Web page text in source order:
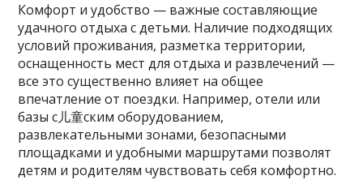
Комфорт и удобство — важные составляющие
удачного отдыха с детьми. Наличие подходящих
условий проживания, разметка территории,
оснащенность мест для отдыха и развлечений —
все это существенно влияет на общее
впечатление от поездки. Например, отели или
базы с儿童ским оборудованием,
развлекательными зонами, безопасными
площадками и удобными маршрутами позволят
детям и родителям чувствовать себя комфортно.